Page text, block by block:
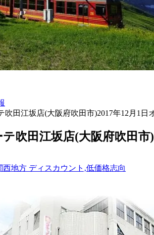
吹田江坂店(大阪府吹田市)2017年12月1日
テ吹田江坂店(大阪府吹田市
西地方 ディスカウント,低価格志向